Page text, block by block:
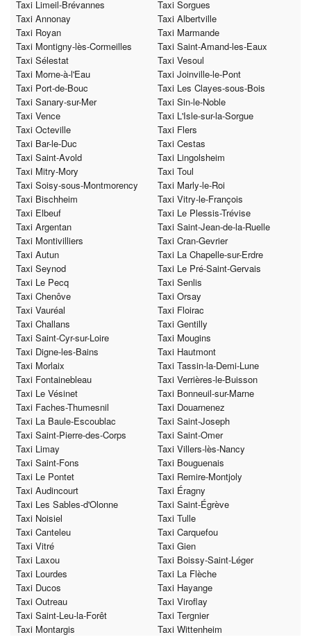
Taxi Limeil-Brévannes
Taxi Sorgues
Taxi Annonay
Taxi Albertville
Taxi Royan
Taxi Marmande
Taxi Montigny-lès-Cormeilles
Taxi Saint-Amand-les-Eaux
Taxi Sélestat
Taxi Vesoul
Taxi Morne-à-l'Eau
Taxi Joinville-le-Pont
Taxi Port-de-Bouc
Taxi Les Clayes-sous-Bois
Taxi Sanary-sur-Mer
Taxi Sin-le-Noble
Taxi Vence
Taxi L'Isle-sur-la-Sorgue
Taxi Octeville
Taxi Flers
Taxi Bar-le-Duc
Taxi Cestas
Taxi Saint-Avold
Taxi Lingolsheim
Taxi Mitry-Mory
Taxi Toul
Taxi Soisy-sous-Montmorency
Taxi Marly-le-Roi
Taxi Bischheim
Taxi Vitry-le-François
Taxi Elbeuf
Taxi Le Plessis-Trévise
Taxi Argentan
Taxi Saint-Jean-de-la-Ruelle
Taxi Montivilliers
Taxi Cran-Gevrier
Taxi Autun
Taxi La Chapelle-sur-Erdre
Taxi Seynod
Taxi Le Pré-Saint-Gervais
Taxi Le Pecq
Taxi Senlis
Taxi Chenôve
Taxi Orsay
Taxi Vauréal
Taxi Floirac
Taxi Challans
Taxi Gentilly
Taxi Saint-Cyr-sur-Loire
Taxi Mougins
Taxi Digne-les-Bains
Taxi Hautmont
Taxi Morlaix
Taxi Tassin-la-Demi-Lune
Taxi Fontainebleau
Taxi Verrières-le-Buisson
Taxi Le Vésinet
Taxi Bonneuil-sur-Marne
Taxi Faches-Thumesnil
Taxi Douarnenez
Taxi La Baule-Escoublac
Taxi Saint-Joseph
Taxi Saint-Pierre-des-Corps
Taxi Saint-Omer
Taxi Limay
Taxi Villers-lès-Nancy
Taxi Saint-Fons
Taxi Bouguenais
Taxi Le Pontet
Taxi Remire-Montjoly
Taxi Audincourt
Taxi Éragny
Taxi Les Sables-d'Olonne
Taxi Saint-Égrève
Taxi Noisiel
Taxi Tulle
Taxi Canteleu
Taxi Carquefou
Taxi Vitré
Taxi Gien
Taxi Laxou
Taxi Boissy-Saint-Léger
Taxi Lourdes
Taxi La Flèche
Taxi Ducos
Taxi Hayange
Taxi Outreau
Taxi Viroflay
Taxi Saint-Leu-la-Forêt
Taxi Tergnier
Taxi Montargis
Taxi Wittenheim